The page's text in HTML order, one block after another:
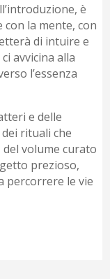
è
la mente, con
di intuire e
avvicina alla
l’essenza
e delle
rituali che
volume curato
prezioso,
percorrere le vie